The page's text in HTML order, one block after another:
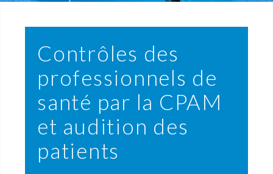
Contrôles des
professionnels de
santé par la CPAM
et audition des
patients